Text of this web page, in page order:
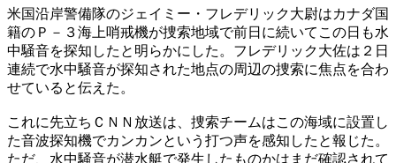
米国沿岸警備隊のジェイミー・フレデリック大尉はカナダ国
籍のＰ－３海上哨戒機が捜索地域で前日に続いてこの日も水
中騒音を探知したと明らかにした。フレデリック大佐は２日
連続で水中騒音が探知された地点の周辺の捜索に焦点を合わ
せていると伝えた。
これに先立ちＣＮＮ放送は、捜索チームはこの海域に設置し
た音波探知機でカンカンという打つ声を感知したと報じた。
ただ、水中騒音が潜水艇で発生したものかはまだ確認されて